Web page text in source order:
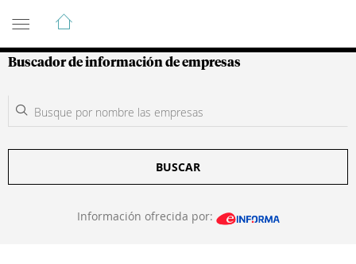
Guía de Empresas Colombianas
Buscador de información de empresas
BUSCAR
Información ofrecida por: